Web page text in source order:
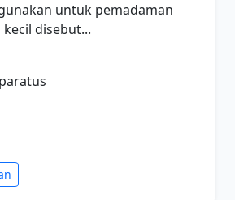
untuk pemadaman
disebut...